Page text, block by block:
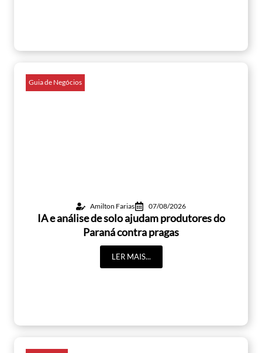
Guia de Negócios
Amilton Farias 07/08/2026
IA e análise de solo ajudam produtores do
Paraná contra pragas
LER MAIS...